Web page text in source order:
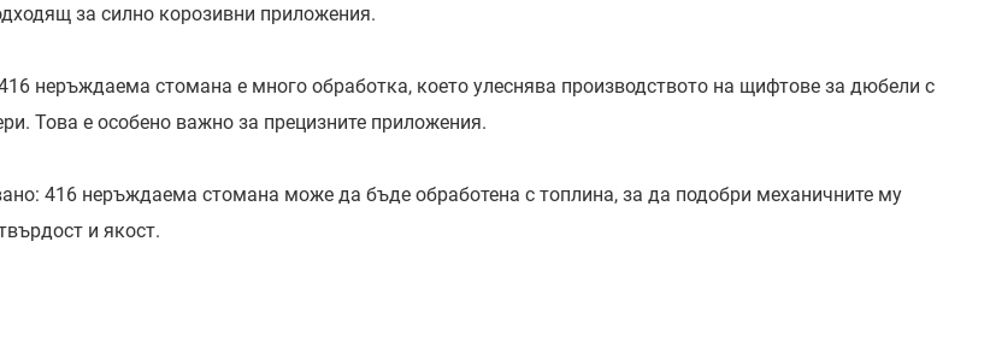
за силно корозивни приложения.
неръждаема стомана е много обработка, което улеснява производството на щифтове за дюбели с
Това е особено важно за прецизните приложения.
416 неръждаема стомана може да бъде обработена с топлина, за да подобри механичните му
и якост.